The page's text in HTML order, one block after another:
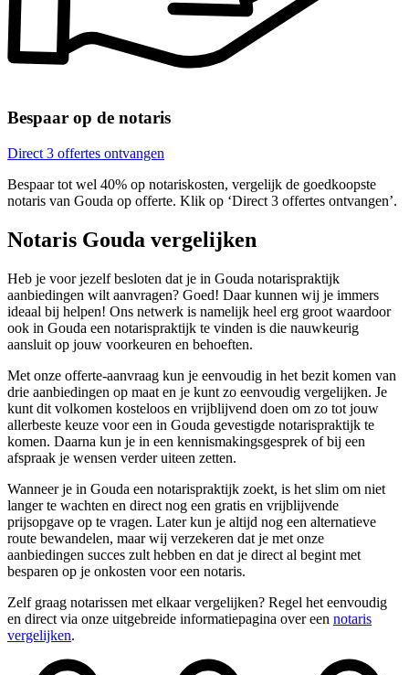
Bespaar op de notaris
Direct 3 offertes ontvangen
Bespaar tot wel 40% op notariskosten, vergelijk de goedkoopste
notaris van Gouda op offerte. Klik op ‘Direct 3 offertes ontvangen’.
Notaris Gouda vergelijken
Heb je voor jezelf besloten dat je in Gouda notarispraktijk
aanbiedingen wilt aanvragen? Goed! Daar kunnen wij je immers
ideaal bij helpen! Ons netwerk is namelijk heel erg groot waardoor
ook in Gouda een notarispraktijk te vinden is die nauwkeurig
aansluit op jouw voorkeuren en behoeften.
Met onze offerte-aanvraag kun je eenvoudig in het bezit komen van
drie aanbiedingen op maat en je kunt zo eenvoudig vergelijken. Je
kunt dit volkomen kosteloos en vrijblijvend doen om zo tot jouw
allerbeste keuze voor een in Gouda gevestigde notarispraktijk te
komen. Daarna kun je in een kennismakingsgesprek of bij een
afspraak je wensen verder uiteen zetten.
Wanneer je in Gouda een notarispraktijk zoekt, is het slim om niet
langer te wachten en direct nog een gratis en vrijblijvende
prijsopgave op te vragen. Later kun je altijd nog een alternatieve
route bewandelen, maar wij verzekeren dat je met onze
aanbiedingen succes zult hebben en dat je direct al begint met
besparen op je onkosten voor een notaris.
Zelf graag notarissen met elkaar vergelijken? Regel het eenvoudig
en direct via onze uitgebreide informatiepagina over een notaris
vergelijken.